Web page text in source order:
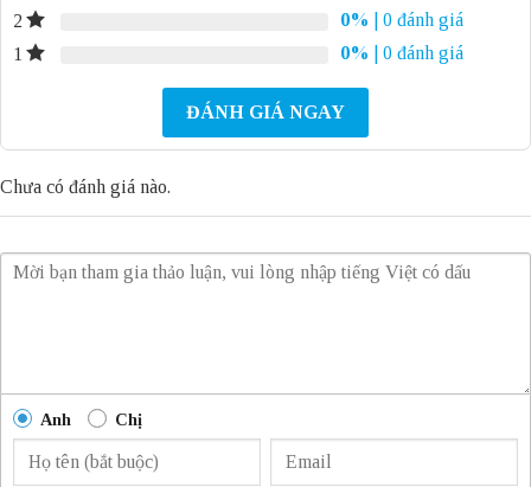
2
0%
| 0 đánh giá
1
0% | 0 đánh giá
ĐÁNH GIÁ NGAY
Chưa có đánh giá nào.
Anh Chị